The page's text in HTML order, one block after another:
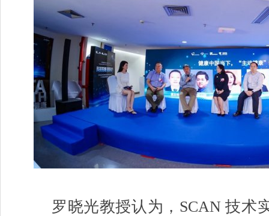
罗晓光教授认为，SCAN 技术